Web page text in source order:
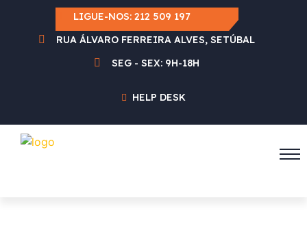
LIGUE-NOS: 212 509 197
RUA ÁLVARO FERREIRA ALVES, SETÚBAL
SEG - SEX: 9H-18H
HELP DESK